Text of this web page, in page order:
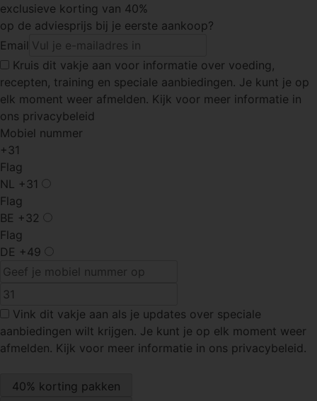
exclusieve korting van 40%
op de adviesprijs bij je eerste aankoop?
Email
Kruis dit vakje aan voor informatie over voeding,
recepten, training en speciale aanbiedingen. Je kunt je op
elk moment weer afmelden. Kijk voor meer informatie in
ons privacybeleid
Mobiel nummer
+31
Flag
NL
+31
Flag
BE +32
Flag
DE +49
Vink dit vakje aan als je updates over speciale
aanbiedingen wilt krijgen. Je kunt je op elk moment weer
afmelden. Kijk voor meer informatie in ons privacybeleid.